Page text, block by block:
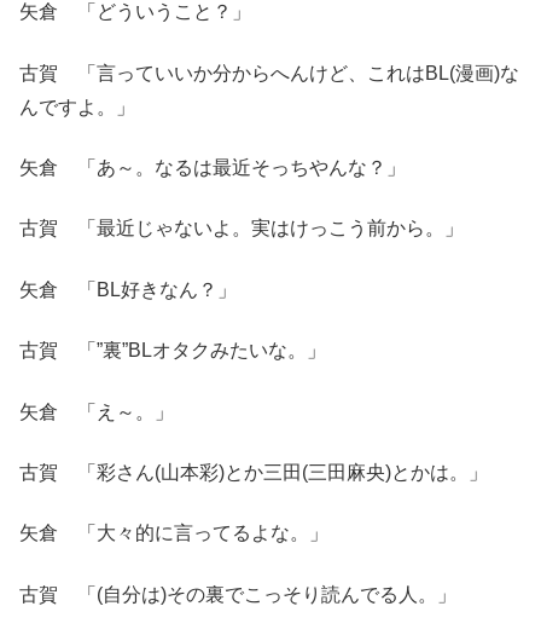
矢倉 「どういうこと？」
古賀 「言っていいか分からへんけど、これはBL(漫画)な
んですよ。」
矢倉 「あ～。なるは最近そっちやんな？」
古賀 「最近じゃないよ。実はけっこう前から。」
矢倉 「BL好きなん？」
古賀 「”裏”BLオタクみたいな。」
矢倉 「え～。」
古賀 「彩さん(山本彩)とか三田(三田麻央)とかは。」
矢倉 「大々的に言ってるよな。」
古賀 「(自分は)その裏でこっそり読んでる人。」